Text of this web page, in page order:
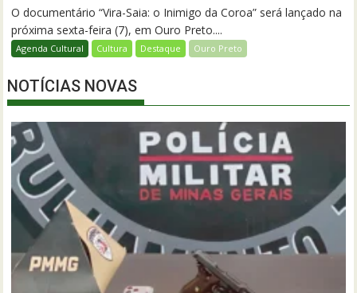
O documentário “Vira-Saia: o Inimigo da Coroa” será lançado na
próxima sexta-feira (7), em Ouro Preto....
Agenda Cultural Cultura Destaque Ouro Preto
NOTÍCIAS NOVAS